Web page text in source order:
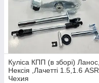
Куліса КПП (в зборі) Ланос,
Нексія ,Лачетті 1.5,1.6 ASR
Чехия